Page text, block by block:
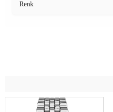
Renk